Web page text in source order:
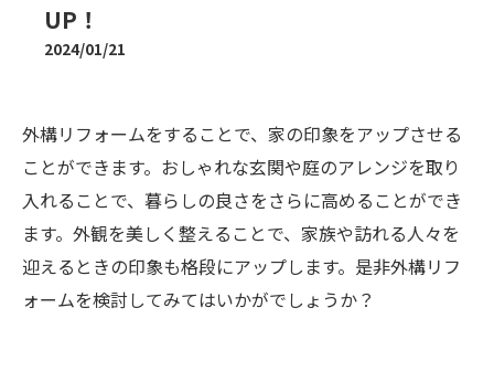
UP！
2024/01/21
外構リフォームをすることで、家の印象をアップさせる
ことができます。おしゃれな玄関や庭のアレンジを取り
入れることで、暮らしの良さをさらに高めることができ
ます。外観を美しく整えることで、家族や訪れる人々を
迎えるときの印象も格段にアップします。是非外構リフ
ォームを検討してみてはいかがでしょうか？